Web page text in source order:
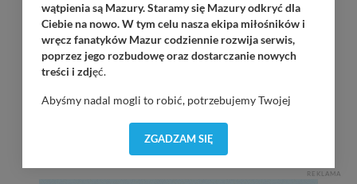
OKAW Sztorm
Wilkasy / Port PTTK Wilkasy / 21:00
Dolaroova
Wilkasy / Port AZS Wilkasy / 21:00
Górkło / Marina Górkło / 21:00
REKLAMA
wątpienia są Mazury. Staramy się Mazury odkryć dla
Ciebie na nowo. W tym celu nasza ekipa miłośników i
wręcz fanatyków Mazur codziennie rozwija serwis,
poprzez jego rozbudowę oraz dostarczanie nowych
treści i zdjęć.
Abyśmy nadal mogli to robić, potrzebujemy Twojej
dostosować do Twoich preferencji. Twoje dane (w tym
pliki cookies) będą zapisywane w celu usprawnienia
ZGADZAM SIĘ